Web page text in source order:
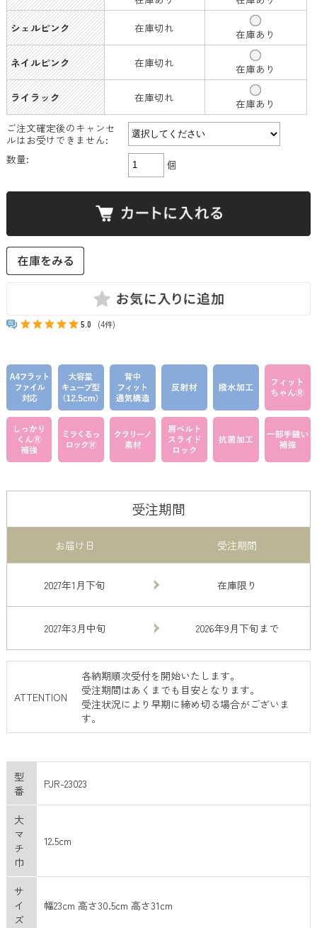
シェルピンク
在庫切れ
在庫あり
ネイルピンク
在庫切れ
在庫あり
ライラック
在庫切れ
在庫あり
ご注文確定後のキャンセ
ルはお受けできません:
数量:
個
5.0 (4件)
受注期間
お届け日 受注期間
2027年1月下旬 在庫限り
2027年3月中旬 2026年9月下旬まで
ATTENTION
各納期順次受付を開始いたします。
受注期間はあくまでも目安となります。
受注状況により早期に締め切る場合がございま
す。
型
番
PJR-23023
大
マ
チ
巾
12.5cm
サ
イ
ズ
幅23cm 高さ30.5cm 高さ31cm